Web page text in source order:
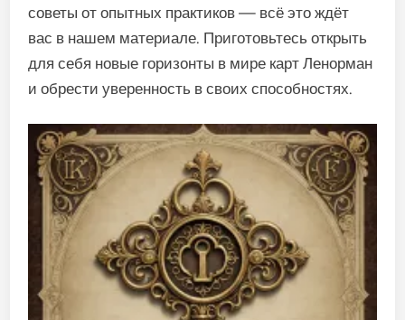
советы от опытных практиков — всё это ждёт
вас в нашем материале. Приготовьтесь открыть
для себя новые горизонты в мире карт Ленорман
и обрести уверенность в своих способностях.